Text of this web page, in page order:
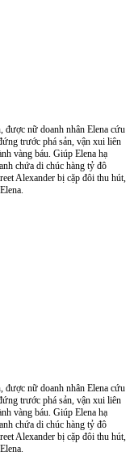
được nữ doanh nhân Elena cứu
trước phá sản, vận xui liên
vàng báu. Giúp Elena hạ
chứa di chúc hàng tỷ đô
Alexander bị cặp đôi thu hút,
được nữ doanh nhân Elena cứu
trước phá sản, vận xui liên
vàng báu. Giúp Elena hạ
chứa di chúc hàng tỷ đô
Alexander bị cặp đôi thu hút,